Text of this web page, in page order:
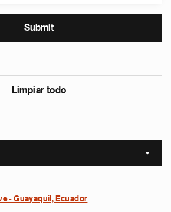
Limpiar todo
Sort
- Guayaquil, Ecuador